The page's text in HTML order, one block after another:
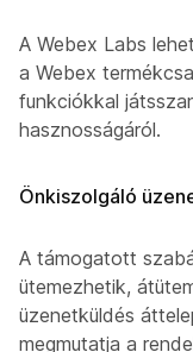
A Webex Labs
a Webex
funkciókkal
hasznosságáról.
Önkiszolgáló
A támogatott
ütemezhetik,
üzenetküldés
megmutatja a